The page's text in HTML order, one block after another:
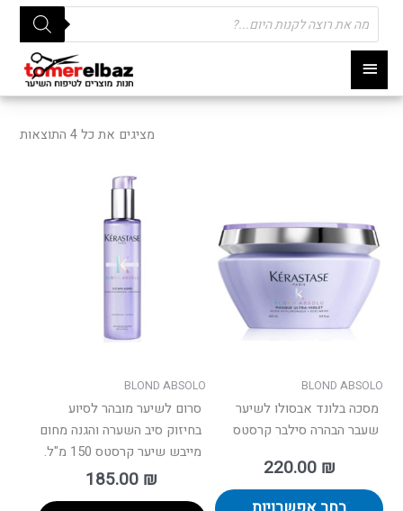
תפריט
ראשי
Products
search
מציגים את כל ⁦4⁩ התוצאות לפי
BLOND ABSOLO
מסכה בלונד אבסולו לשיער
שעבר הבהרה סילבר קרסטס
220.00 ₪
בעמוד
BLOND ABSOLO
סרום לשיער מובהר לסיוע
בחיזוק סיב השערה והגנה מחום
מייבש שיער קרסטס 150 מ"ל.
185.00 ₪